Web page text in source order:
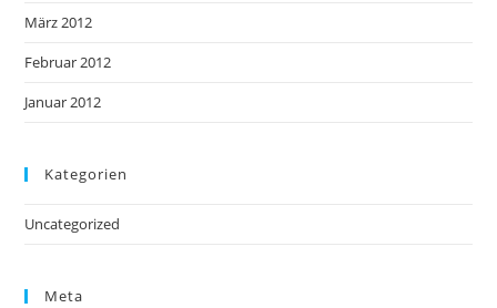
März 2012
Februar 2012
Januar 2012
Kategorien
Uncategorized
Meta